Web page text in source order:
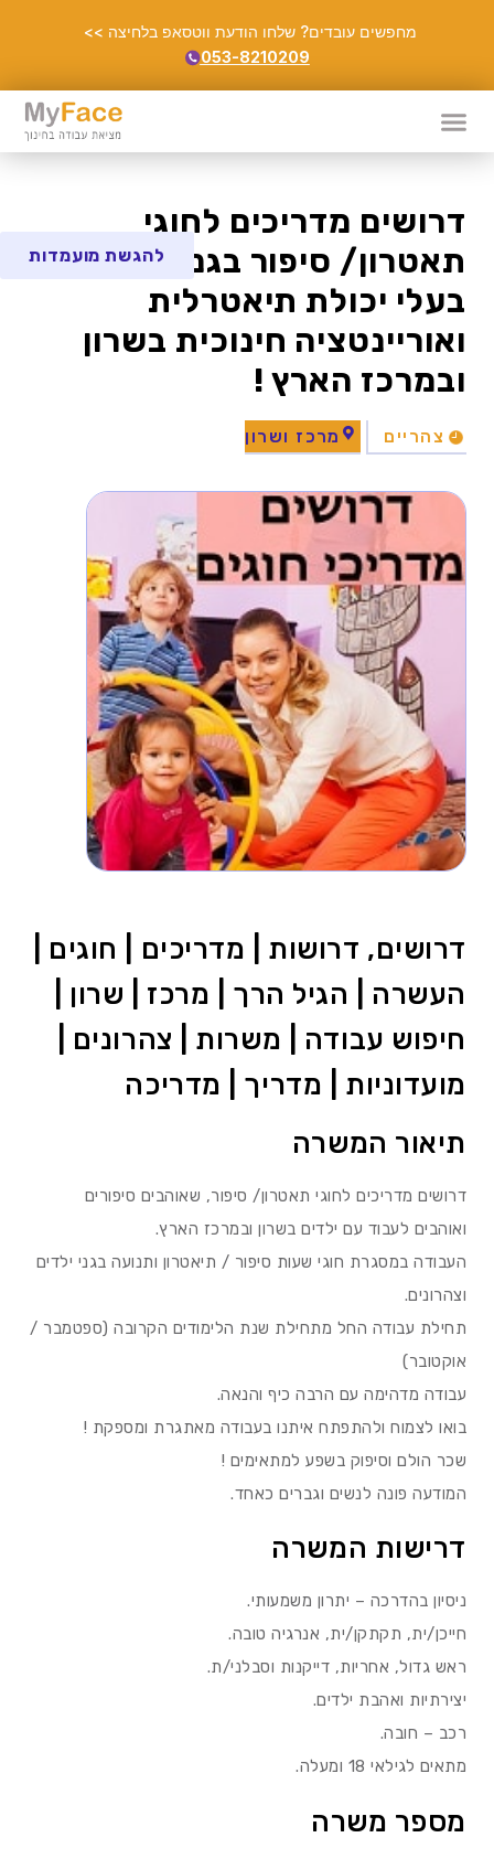
מחפשים עובדים? שלחו הודעת ווטסאפ בלחיצה >>
053-8210209
דרושים מדריכים לחוגי
תאטרון/ סיפור בגני ילדים,
בעלי יכולת תיאטרלית
ואוריינטציה חינוכית בשרון
ובמרכז הארץ !
צהריים מרכז ושרון
להגשת מועמדות
דרושים, דרושות | מדריכים | חוגים |
העשרה | הגיל הרך | מרכז | שרון |
חיפוש עבודה | משרות | צהרונים |
מועדוניות | מדריך | מדריכה
תיאור המשרה
דרושים מדריכים לחוגי תאטרון/ סיפור, שאוהבים סיפורים
ואוהבים לעבוד עם ילדים בשרון ובמרכז הארץ.
העבודה במסגרת חוגי שעות סיפור / תיאטרון ותנועה בגני ילדים
וצהרונים.
תחילת עבודה החל מתחילת שנת הלימודים הקרובה (ספטמבר /
אוקטובר)
עבודה מדהימה עם הרבה כיף והנאה.
בואו לצמוח ולהתפתח איתנו בעבודה מאתגרת ומספקת !
שכר הולם וסיפוק בשפע למתאימים !
המודעה פונה לנשים וגברים כאחד.
דרישות המשרה
ניסיון בהדרכה – יתרון משמעותי.
חייכן/ית, תקתקן/ית, אנרגיה טובה.
ראש גדול, אחריות, דייקנות וסבלני/ת.
יצירתיות ואהבת ילדים.
רכב – חובה.
מתאים לגילאי 18 ומעלה.
מספר משרה